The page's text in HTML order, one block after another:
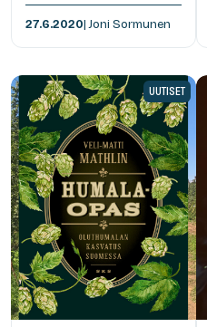
27.6.2020| Joni Sormunen
UUTISET